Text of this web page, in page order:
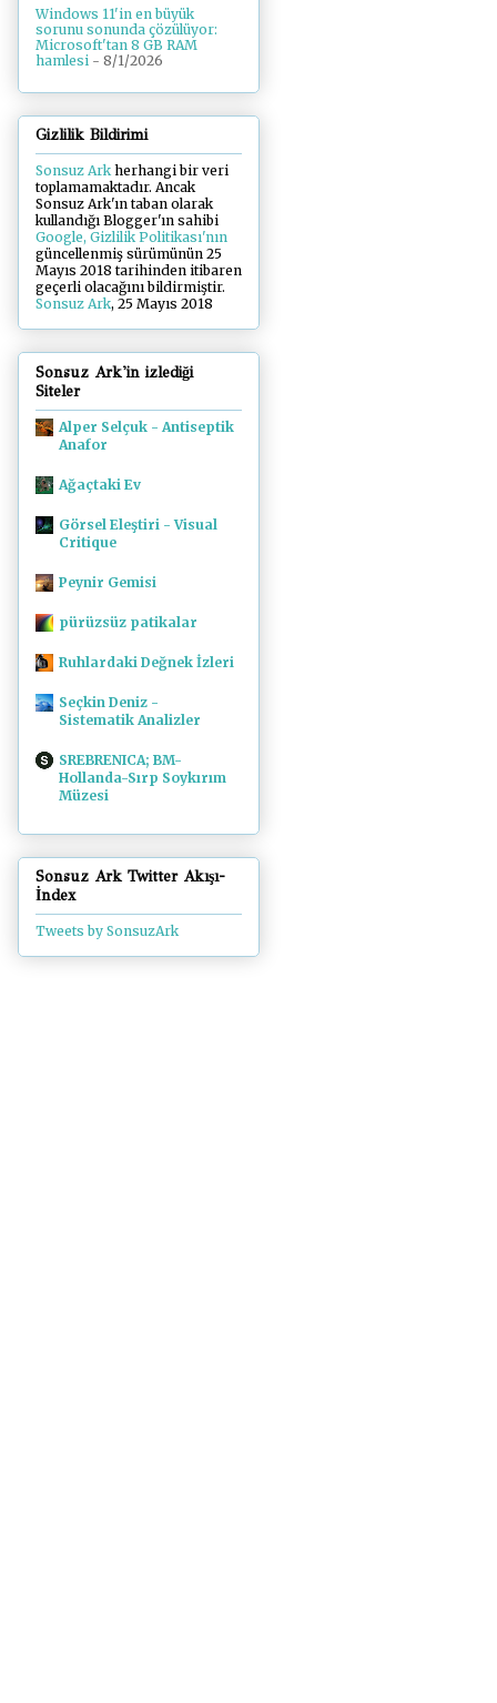
Windows 11'in en büyük
sorunu sonunda çözülüyor:
Microsoft'tan 8 GB RAM
hamlesi - 8/1/2026
Gizlilik Bildirimi
Sonsuz Arkherhangi bir veri
toplamamaktadır. Ancak
Sonsuz Ark'ın taban olarak
kullandığı Blogger'ın sahibi
Google, Gizlilik Politikası'nın
güncellenmiş sürümünün 25
Mayıs 2018 tarihinden itibaren
geçerli olacağını bildirmiştir.
Sonsuz Ark, 25 Mayıs 2018
Sonsuz Ark'in izlediği
Siteler
Alper Selçuk - Antiseptik
Anafor
Ağaçtaki Ev
Görsel Eleştiri - Visual
Critique
Peynir Gemisi
pürüzsüz patikalar
Ruhlardaki Değnek İzleri
Seçkin Deniz -
Sistematik Analizler
SREBRENICA; BM-
Hollanda-Sırp Soykırım
Müzesi
Sonsuz Ark Twitter Akışı-
İndex
Tweets by SonsuzArk